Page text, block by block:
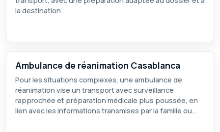
la destination.
Ambulance de réanimation Casablanca
Pour les situations complexes, une ambulance de
réanimation vise un transport avec surveillance
rapprochée et préparation médicale plus poussée, en
lien avec les informations transmises par la famille ou